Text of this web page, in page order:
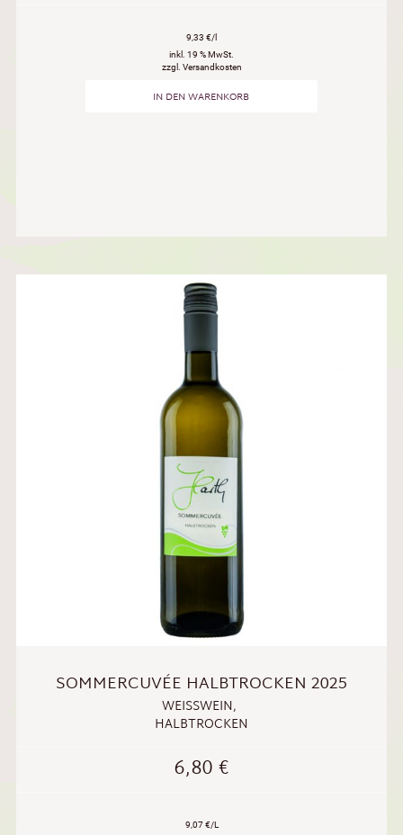
9,33 €/l
inkl. 19 % MwSt.
zzgl. Versandkosten
IN DEN WARENKORB
SOMMERCUVÉE HALBTROCKEN 2025
WEISSWEIN ,
HALBTROCKEN
6,80€
9,07 €/L